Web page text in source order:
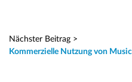
Nächster Beitrag >
Kommerzielle Nutzung von